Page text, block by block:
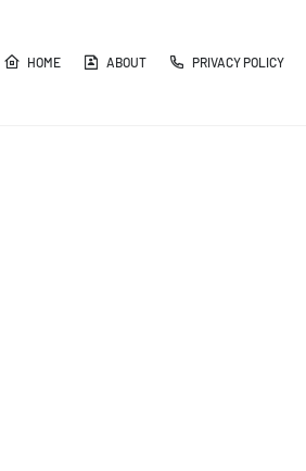
HOME ABOUT PRIVACY POLICY